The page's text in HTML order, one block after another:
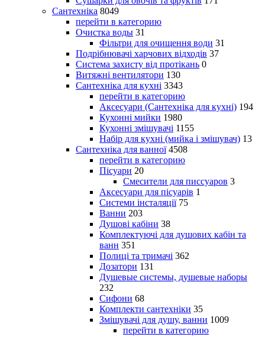
Сантехніка 8049
перейти в категорию
Очистка воды 31
Фільтри для очищення води 31
Подрібнювачі харчових відходів 37
Система захисту від протікань 0
Витяжні вентилятори 130
Сантехніка для кухні 3343
перейти в категорию
Аксесуари (Сантехніка для кухні) 194
Кухонні мийки 1980
Кухонні змішувачі 1155
Набір для кухні (мийка і змішувач) 13
Сантехніка для ванної 4508
перейти в категорию
Пісуари 20
Смесители для писсуаров 3
Аксесуари для пісуарів 1
Системи інсталяції 75
Ванни 203
Душові кабіни 38
Комплектуючі для душових кабін та
ванн 351
Полиці та тримачі 362
Дозатори 131
Душевые системы, душевые наборы
232
Сифони 68
Комплекти сантехніки 35
Змішувачі для душу, ванни 1009
перейти в категорию